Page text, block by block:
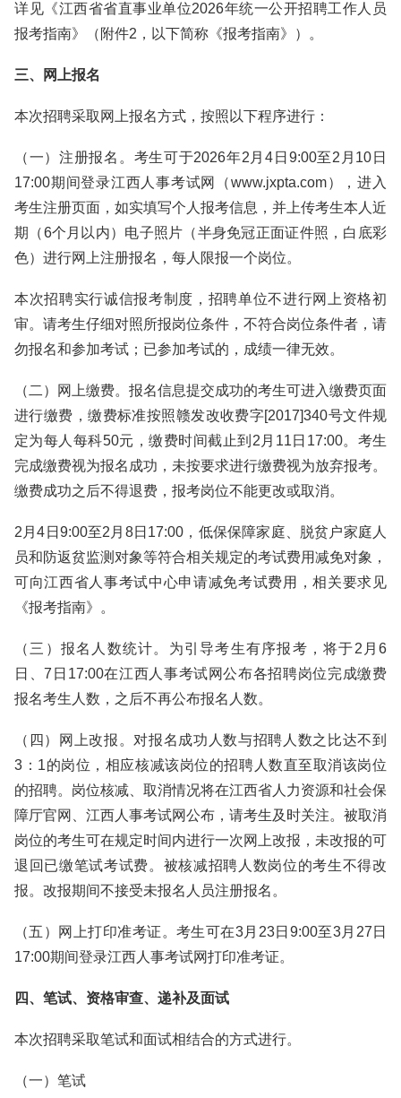
详见《江西省省直事业单位2026年统一公开招聘工作人员
报考指南》（附件2，以下简称《报考指南》）。
三、网上报名
本次招聘采取网上报名方式，按照以下程序进行：
（一）注册报名。考生可于2026年2月4日9:00至2月10日
17:00期间登录江西人事考试网（www.jxpta.com），进入
考生注册页面，如实填写个人报考信息，并上传考生本人近
期（6个月以内）电子照片（半身免冠正面证件照，白底彩
色）进行网上注册报名，每人限报一个岗位。
本次招聘实行诚信报考制度，招聘单位不进行网上资格初
审。请考生仔细对照所报岗位条件，不符合岗位条件者，请
勿报名和参加考试；已参加考试的，成绩一律无效。
（二）网上缴费。报名信息提交成功的考生可进入缴费页面
进行缴费，缴费标准按照赣发改收费字[2017]340号文件规
定为每人每科50元，缴费时间截止到2月11日17:00。考生
完成缴费视为报名成功，未按要求进行缴费视为放弃报考。
缴费成功之后不得退费，报考岗位不能更改或取消。
2月4日9:00至2月8日17:00，低保保障家庭、脱贫户家庭人
员和防返贫监测对象等符合相关规定的考试费用减免对象，
可向江西省人事考试中心申请减免考试费用，相关要求见
《报考指南》。
（三）报名人数统计。为引导考生有序报考，将于2月6
日、7日17:00在江西人事考试网公布各招聘岗位完成缴费
报名考生人数，之后不再公布报名人数。
（四）网上改报。对报名成功人数与招聘人数之比达不到
3：1的岗位，相应核减该岗位的招聘人数直至取消该岗位
的招聘。岗位核减、取消情况将在江西省人力资源和社会保
障厅官网、江西人事考试网公布，请考生及时关注。被取消
岗位的考生可在规定时间内进行一次网上改报，未改报的可
退回已缴笔试考试费。被核减招聘人数岗位的考生不得改
报。改报期间不接受未报名人员注册报名。
（五）网上打印准考证。考生可在3月23日9:00至3月27日
17:00期间登录江西人事考试网打印准考证。
四、笔试、资格审查、递补及面试
本次招聘采取笔试和面试相结合的方式进行。
（一）笔试